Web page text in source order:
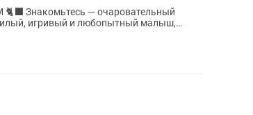
игривый и любопытный малыш,